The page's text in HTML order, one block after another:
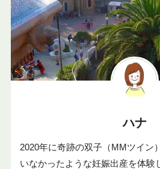
ハナ
2020年に奇跡の双子（MMツイン
いなかったような妊娠出産を体験